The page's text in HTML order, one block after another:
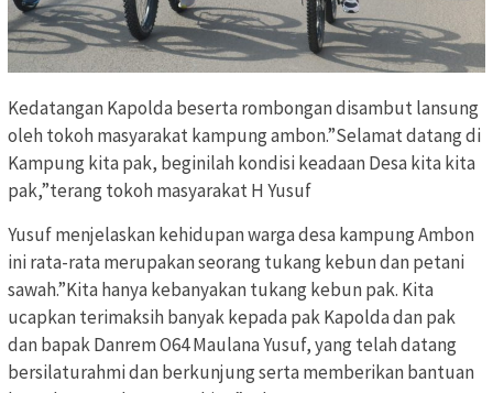
Kedatangan Kapolda beserta rombongan disambut lansung
oleh tokoh masyarakat kampung ambon.”Selamat datang di
Kampung kita pak, beginilah kondisi keadaan Desa kita kita
pak,”terang tokoh masyarakat H Yusuf
Yusuf menjelaskan kehidupan warga desa kampung Ambon
ini rata-rata merupakan seorang tukang kebun dan petani
sawah.”Kita hanya kebanyakan tukang kebun pak. Kita
ucapkan terimaksih banyak kepada pak Kapolda dan pak
dan bapak Danrem O64 Maulana Yusuf, yang telah datang
bersilaturahmi dan berkunjung serta memberikan bantuan